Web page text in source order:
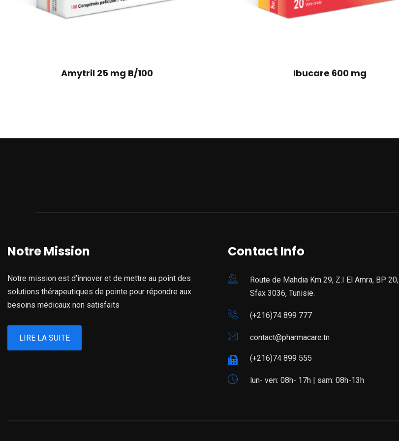
Amytril 25 mg B/100 Ibucare 600 mg
Notre Mission
Notre mission est d’innover et de mettre au point des
solutions thérapeutiques de pointe pour répondre aux
besoins médicaux non satisfaits
LIRE LA SUITE
Contact Info
Route de Mahdia Km 29, Z.I El Amra, BP 20,
Sfax 3036, Tunisie.
(+216)74 899 777
contact@pharmacare.tn
(+216)74 899 555
lun- ven: 08h- 17h | sam: 08h-13h